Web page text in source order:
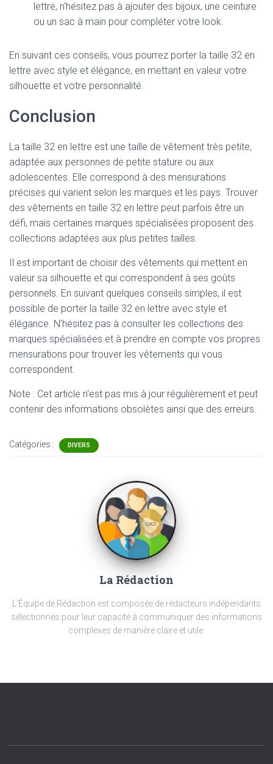
lettre, n’hésitez pas à ajouter des bijoux, une ceinture
ou un sac à main pour compléter votre look.
En suivant ces conseils, vous pourrez porter la taille 32 en
lettre avec style et élégance, en mettant en valeur votre
silhouette et votre personnalité.
Conclusion
La taille 32 en lettre est une taille de vêtement très petite,
adaptée aux personnes de petite stature ou aux
adolescentes. Elle correspond à des mensurations
précises qui varient selon les marques et les pays. Trouver
des vêtements en taille 32 en lettre peut parfois être un
défi, mais certaines marques spécialisées proposent des
collections adaptées aux plus petites tailles.
Il est important de choisir des vêtements qui mettent en
valeur sa silhouette et qui correspondent à ses goûts
personnels. En suivant quelques conseils simples, il est
possible de porter la taille 32 en lettre avec style et
élégance. N’hésitez pas à consulter les collections des
marques spécialisées et à prendre en compte vos propres
mensurations pour trouver les vêtements qui vous
correspondent.
Note : Cet article n'est pas mis à jour régulièrement et peut
contenir des informations obsolètes ainsi que des erreurs.
Catégories : DIVERS
La Rédaction
L'Équipe de Rédaction est composée de rédacteurs indépendants
sélectionnés pour leur capacité à communiquer des informations
complexes de manière claire et utile.